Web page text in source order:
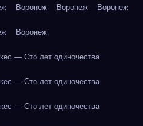
Воронеж Воронеж Воронеж
Воронеж
— Сто лет одиночества
— Сто лет одиночества
— Сто лет одиночества